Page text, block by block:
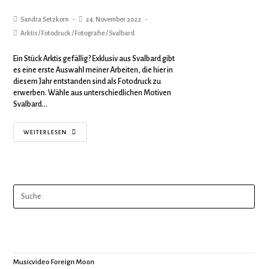
Sandra Setzkorn
24. November 2022
Arktis / Fotodruck / Fotografie /Svalbard
Ein Stück Arktis gefällig? Exklusiv aus Svalbard gibt
es eine erste Auswahl meiner Arbeiten, die hier in
diesem Jahr entstanden sind als Fotodruck zu
erwerben. Wähle aus unterschiedlichen Motiven
Svalbard…
WEITERLESEN
Musicvideo Foreign Moon